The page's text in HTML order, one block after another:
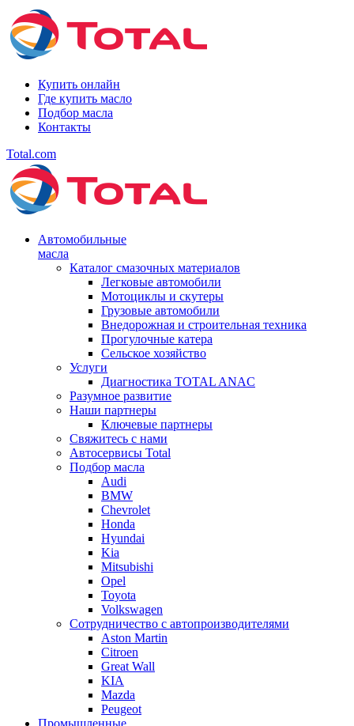
Купить онлайн
Где купить масло
Подбор масла
Контакты
Total.com
Автомобильные
масла
Каталог смазочных материалов
Легковые автомобили
Мотоциклы и скутеры
Грузовые автомобили
Внедорожная и строительная техника
Прогулочные катера
Сельское хозяйство
Услуги
Диагностика TOTAL ANAC
Разумное развитие
Наши партнеры
Ключевые партнеры
Свяжитесь с нами
Автосервисы Total
Подбор масла
Audi
BMW
Chevrolet
Honda
Hyundai
Kia
Mitsubishi
Opel
Toyota
Volkswagen
Сотрудничество с автопроизводителями
Aston Martin
Citroen
Great Wall
KIA
Mazda
Peugeot
Промышленные